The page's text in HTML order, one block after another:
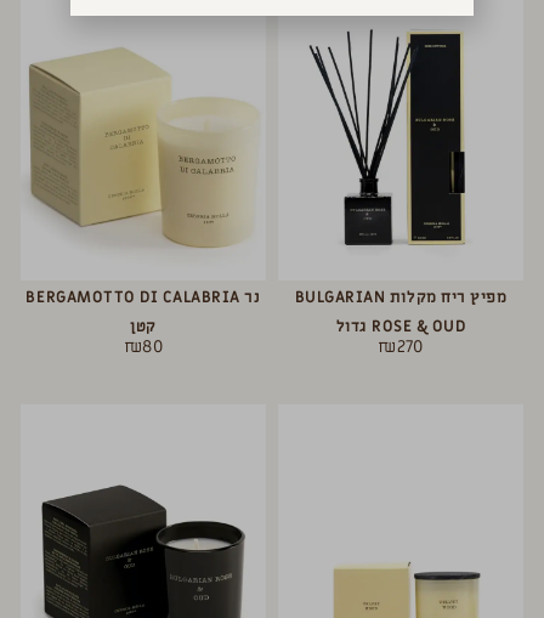
מפיץ ריח מקלות BULGARIAN
ROSE & OUD גדול
₪270
נר BERGAMOTTO DI CALABRIA
קטן
₪80